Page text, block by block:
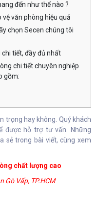
đến như thế nào ?
vệ văn phòng hiệu quả
chọn Secen chúng tôi
chi tiết, đầy đủ nhất
chi tiết chuyên nghiệp
gồm:
trọng hay không. Quý khách
được hỗ trợ tư vấn. Những
sẻ trong bài viết, cùng xem
chất lượng cao
Gò Vấp, TP.HCM